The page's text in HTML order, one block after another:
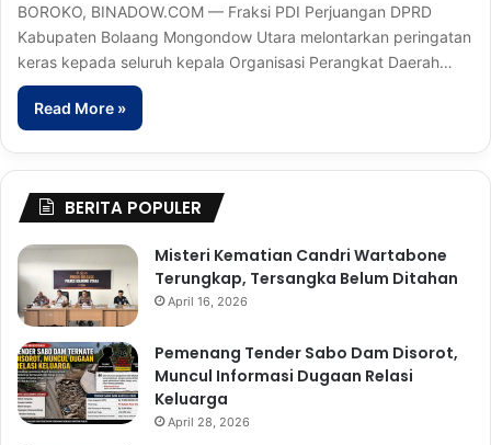
BOROKO, BINADOW.COM — Fraksi PDI Perjuangan DPRD
Kabupaten Bolaang Mongondow Utara melontarkan peringatan
keras kepada seluruh kepala Organisasi Perangkat Daerah…
Read More »
BERITA POPULER
Misteri Kematian Candri Wartabone
Terungkap, Tersangka Belum Ditahan
April 16, 2026
Pemenang Tender Sabo Dam Disorot,
Muncul Informasi Dugaan Relasi
Keluarga
April 28, 2026